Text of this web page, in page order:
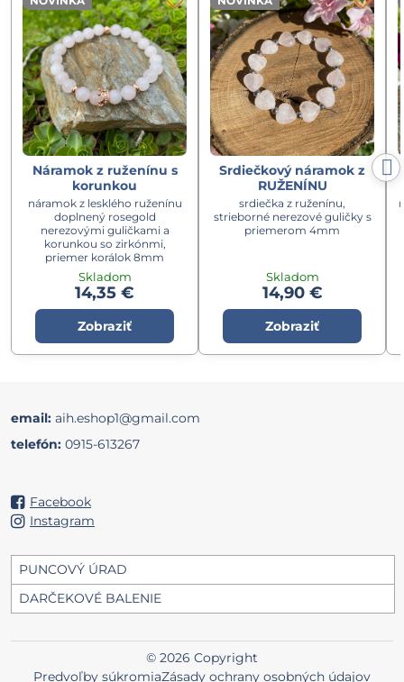
Náramok z ruženínu s
korunkou
náramok z lesklého ruženínu
doplnený rosegold
nerezovými guličkami a
korunkou so zirkónmi,
priemer korálok 8mm
Skladom
14,35 €
Zobraziť
Srdiečkový náramok z
RUŽENÍNU
srdiečka z ruženínu,
strieborné nerezové guličky s
priemerom 4mm
Skladom
14,90 €
Zobraziť
email: aih.eshop1@gmail.com
telefón: 0915-613267
Facebook
Instagram
PUNCOVÝ ÚRAD
DARČEKOVÉ BALENIE
© 2026 Copyright
Predvoľby súkromiaZásady ochrany osobných údajov